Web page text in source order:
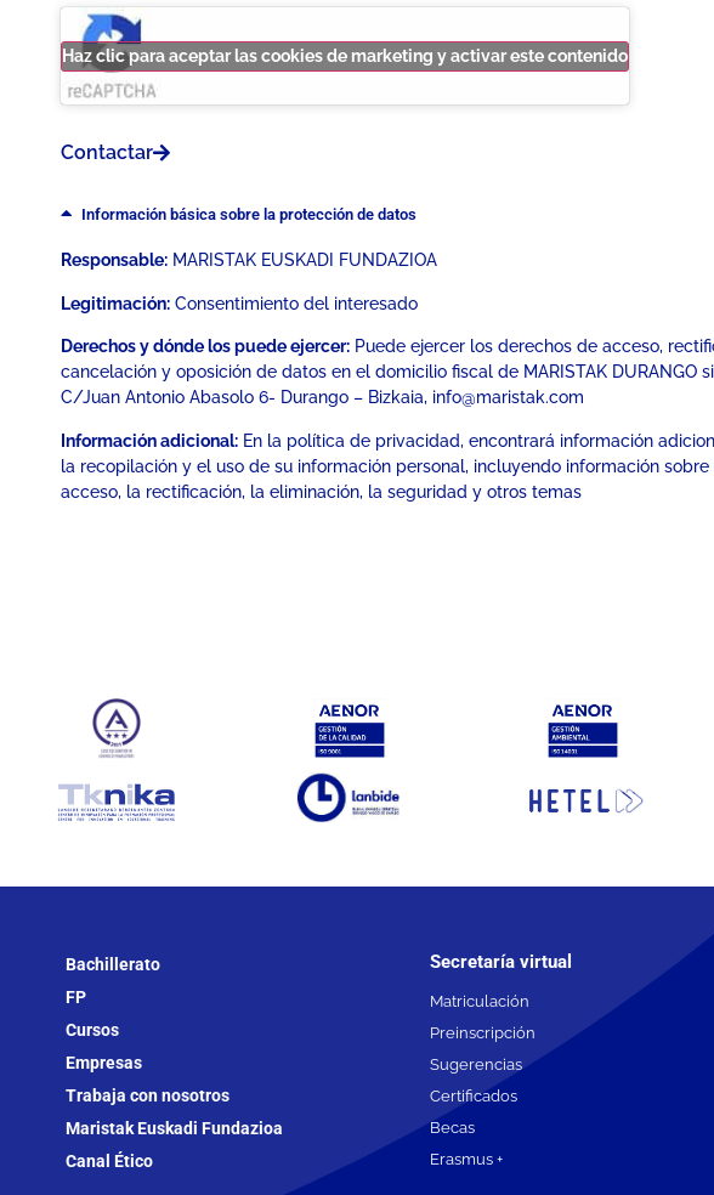
Haz clic para aceptar las cookies de marketing y activar este contenido
Contactar
Información básica sobre la protección de datos
Responsable: MARISTAK EUSKADI FUNDAZIOA
Legitimación: Consentimiento del interesado
Derechos y dónde los puede ejercer: Puede ejercer los derechos de acceso,
cancelación y oposición de datos en el domicilio fiscal de MARISTAK DURANGO
C/Juan Antonio Abasolo 6- Durango – Bizkaia, info@maristak.com
Información adicional: En la política de privacidad, encontrará información
la recopilación y el uso de su información personal, incluyendo información sobre
acceso, la rectificación, la eliminación, la seguridad y otros temas
Bachillerato
FP
Cursos
Empresas
Trabaja con nosotros
Maristak Euskadi Fundazioa
Canal Ético
Secretaría virtual
Matriculación
Preinscripción
Sugerencias
Certificados
Becas
Erasmus +